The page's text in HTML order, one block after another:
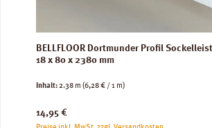
BELLFLOOR Dortmunder Profil
18 x 80 x 2380 mm
Inhalt:2.38 m (6,28 € / 1 m)
Regulärer Preis:
14,95 €